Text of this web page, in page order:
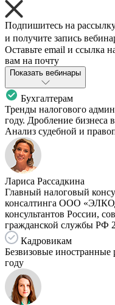
Подпишитесь на
и получите запись
Оставьте email и ссылка
вам на почту
Показать вебинары
Бухгалтерам
Тренды налогового
году. Дробление бизнеса
Анализ судебной и
Лариса Рассадкина
Главный налоговый
консалтинга ООО
консультантов России,
гражданской службы РФ 2
Кадровикам
Безвизовые иностранные
году